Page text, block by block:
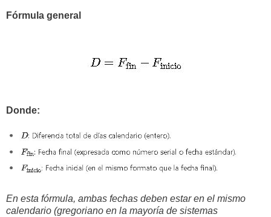
Fórmula general
Donde:
En esta fórmula, ambas fechas deben estar en el mismo
calendario (gregoriano en la mayoría de sistemas